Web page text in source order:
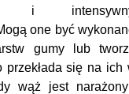
i
one być
gumy lub
przekłada się na
wąż jest